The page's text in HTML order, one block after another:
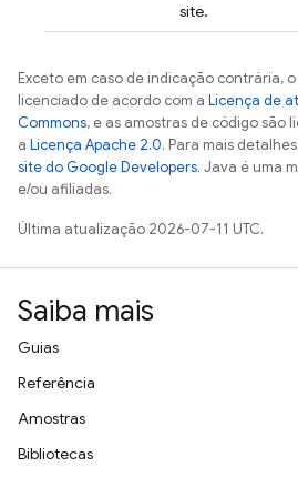
site.
Exceto em caso de indicação contrária,
licenciado de acordo com a Licença de
Commons, e as amostras de código são
a Licença Apache 2.0. Para mais
site do Google Developers. Java é uma
e/ou afiliadas.
Última atualização 2026-07-11 UTC.
Saiba mais
Guias
Referência
Amostras
Bibliotecas